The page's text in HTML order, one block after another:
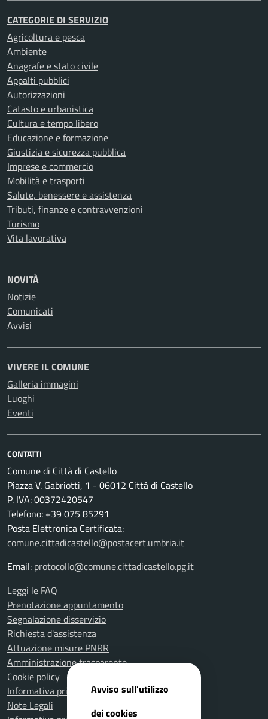
CATEGORIE DI SERVIZIO
Agricoltura e pesca
Ambiente
Anagrafe e stato civile
Appalti pubblici
Autorizzazioni
Catasto e urbanistica
Cultura e tempo libero
Educazione e formazione
Giustizia e sicurezza pubblica
Imprese e commercio
Mobilità e trasporti
Salute, benessere e assistenza
Tributi, finanze e contravvenzioni
Turismo
Vita lavorativa
NOVITÀ
Notizie
Comunicati
Avvisi
VIVERE IL COMUNE
Galleria immagini
Luoghi
Eventi
CONTATTI
Comune di Città di Castello
Piazza V. Gabriotti, 1 - 06012 Città di Castello
P. IVA: 00372420547
Telefono: +39 075 85291
Posta Elettronica Certificata:
comune.cittadicastello@postacert.umbria.it
Email: protocollo@comune.cittadicastello.pg.it
Leggi le FAQ
Prenotazione appuntamento
Segnalazione disservizio
Richiesta d'assistenza
Attuazione misure PNRR
Amministrazione trasparente
Cookie policy
Informativa privacy
Note Legali
Avviso sull'utilizzo
dei cookies